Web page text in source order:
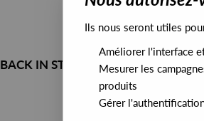
BACK IN STOCK ALL STOCK
Ils nous seront utiles
Améliorer l'interface
Mesurer les
produits
Gérer